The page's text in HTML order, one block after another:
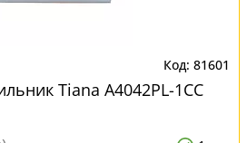
81601
Tiana A4042PL-1CC